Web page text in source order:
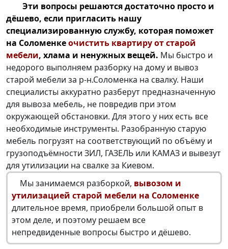
Эти вопросы решаются достаточно просто и
дёшево, если пригласить нашу
специализированную службу, которая поможет
на Соломенкеочистить квартиру от старой
мебели, хлама и ненужных вещей. Мы быстро и
недорого выполняем разборку на дому и вывоз
старой мебели за р-н.Соломенка на свалку. Наши
специалисты аккуратно разберут предназначенную
для вывоза мебель, не повредив при этом
окружающей обстановки. Для этого у них есть все
необходимые инструменты. Разобранную старую
мебель погрузят на соответствующий по объёму и
грузоподъёмности ЗИЛ, ГАЗЕЛЬ или КАМАЗ и вывезут
для утилизации на свалке за Киевом.
Мы занимаемся разборкой, вывозом и
утилизацией старой мебели на Соломенке
длительное время, приобрели большой опыт в
этом деле, и поэтому решаем все
непредвиденные вопросы быстро и дёшево.